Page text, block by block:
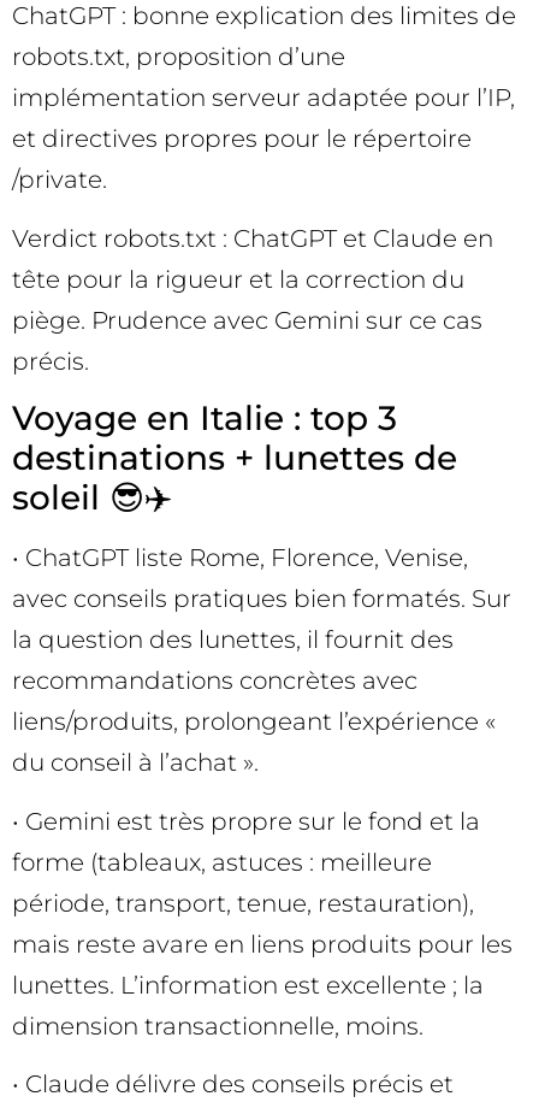
ChatGPT : bonne explication des limites de
robots.txt, proposition d’une
implémentation serveur adaptée pour l’IP,
et directives propres pour le répertoire
/private.
Verdict robots.txt : ChatGPT et Claude en
tête pour la rigueur et la correction du
piège. Prudence avec Gemini sur ce cas
précis.
Voyage en Italie : top 3
destinations + lunettes de
soleil 😎✈️
• ChatGPT liste Rome, Florence, Venise,
avec conseils pratiques bien formatés. Sur
la question des lunettes, il fournit des
recommandations concrètes avec
liens/produits, prolongeant l’expérience «
du conseil à l’achat ».
• Gemini est très propre sur le fond et la
forme (tableaux, astuces : meilleure
période, transport, tenue, restauration),
mais reste avare en liens produits pour les
lunettes. L’information est excellente ; la
dimension transactionnelle, moins.
• Claude délivre des conseils précis et